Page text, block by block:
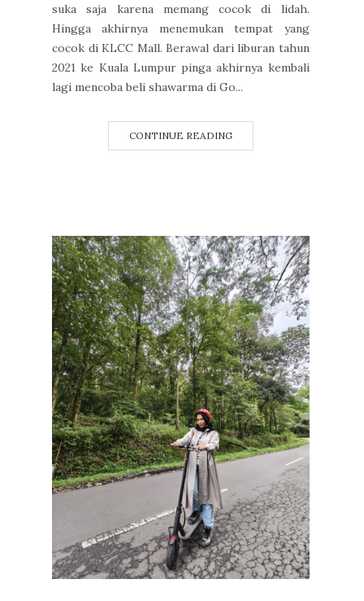
suka saja karena memang cocok di lidah.
Hingga akhirnya menemukan tempat yang
cocok di KLCC Mall. Berawal dari liburan tahun
2021 ke Kuala Lumpur pinga akhirnya kembali
lagi mencoba beli shawarma di Go...
CONTINUE READING